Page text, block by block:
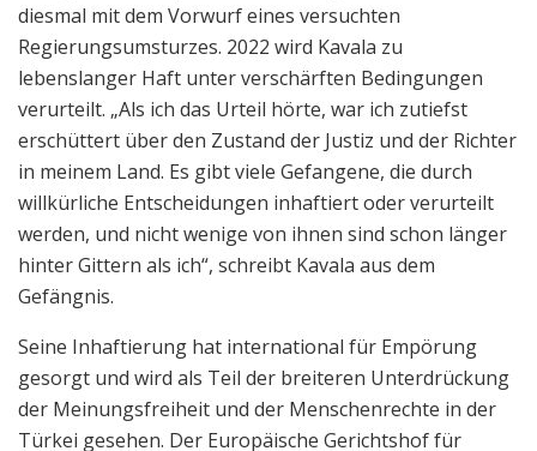
diesmal mit dem Vorwurf eines versuchten
Regierungsumsturzes. 2022 wird Kavala zu
lebenslanger Haft unter verschärften Bedingungen
verurteilt. „Als ich das Urteil hörte, war ich zutiefst
erschüttert über den Zustand der Justiz und der Richter
in meinem Land. Es gibt viele Gefangene, die durch
willkürliche Entscheidungen inhaftiert oder verurteilt
werden, und nicht wenige von ihnen sind schon länger
hinter Gittern als ich“, schreibt Kavala aus dem
Gefängnis.
Seine Inhaftierung hat international für Empörung
gesorgt und wird als Teil der breiteren Unterdrückung
der Meinungsfreiheit und der Menschenrechte in der
Türkei gesehen. Der Europäische Gerichtshof für